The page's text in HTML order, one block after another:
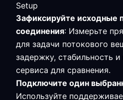
Setup
Зафиксируйте исходные
соединения: Измерьте
для задачи потокового
задержку, стабильность
сервиса для сравнения.
Подключите один
Используйте